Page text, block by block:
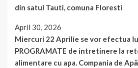
din satul Tauti, comuna Floresti
April 30, 2026
Miercuri 22 Aprilie se vor efectua
PROGRAMATE de intretinere la
alimentare cu apa. Compania de Apă